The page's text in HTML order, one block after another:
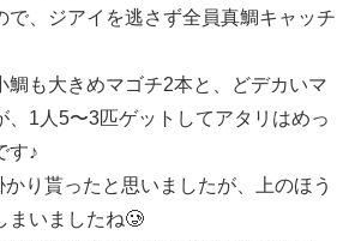
で、ジアイを逃さず全員真鯛キャッチ
鯛も大きめマゴチ2本と、どデカいマ
、1人5〜3匹ゲットしてアタリはめっ
す♪
り貰ったと思いましたが、上のほう
まいましたね🥲